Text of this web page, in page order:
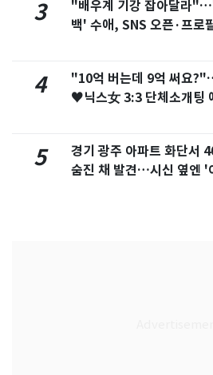
3
"배우계 기강 잡아달라
백' 수애, SNS 오픈·프로
4
"10억 버는데 9억 써요
♥닉스女 3:3 단체소개팅
5
경기 광주 아파트 화단서
숨진 채 발견…시신 옆엔 '